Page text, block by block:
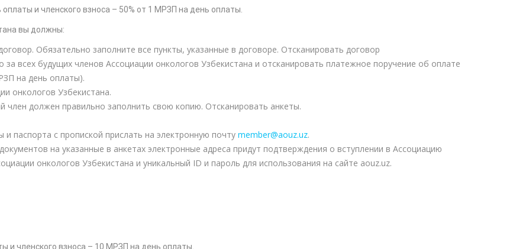
и членского взноса – 50% от 1 МРЗП на день оплаты.
вы должны:
Обязательно заполните все пункты, указанные в договоре. Отсканировать договор
всех будущих членов Ассоциации онкологов Узбекистана и отсканировать платежное поручение об оплате
на день оплаты).
онкологов Узбекистана.
член должен правильно заполнить свою копию. Отсканировать анкеты.
паспорта с пропиской прислать на электронную почту member@aouz.uz.
на указанные в анкетах электронные адреса придут подтверждения о вступлении в Ассоциацию
онкологов Узбекистана и уникальный ID и пароль для использования на сайте aouz.uz.
и членского взноса – 10 МРЗП на день оплаты.